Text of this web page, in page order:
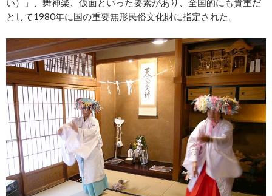
い）」、舞神楽、仮面といった要素があり、全国的にも貴重だ
として1980年に国の重要無形民俗文化財に指定された。